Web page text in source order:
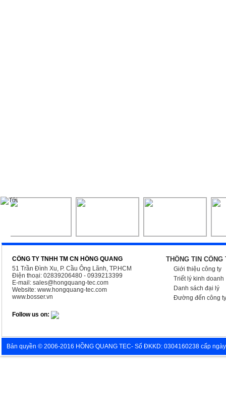
CÔNG TY TNHH TM CN HỒNG QUANG
51 Trần Đình Xu, P. Cầu Ông Lãnh, TP.HCM
Điện thoại: 02839206480 - 0939213399
E-mail: sales@hongquang-tec.com
Website: www.hongquang-tec.com
www.bosser.vn
Follow us on:
THÔNG TIN CÔNG
Giới thiệu công ty
Triết lý kinh doanh
Danh sách đại lý
Đường đến công ty
Bản quyền © 2006-2016 HỒNG QUANG TEC- Số ĐKKD: 0304160238 cấp